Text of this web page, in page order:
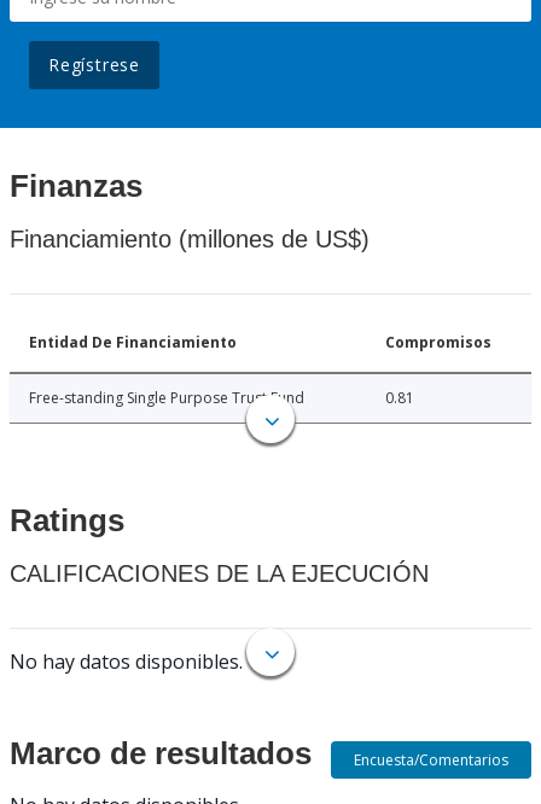
Regístrese
Finanzas
Financiamiento (millones de US$)
Entidad De Financiamiento Compromisos
Free-standing Single Purpose Trust Fund 0.81
Ratings
CALIFICACIONES DE LA EJECUCIÓN
No hay datos disponibles.
Marco de resultados Encuesta/Comentarios